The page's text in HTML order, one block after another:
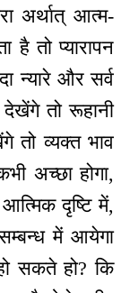
अर्थात् आत्म-
तो प्यारापन
न्यारे और सर्व
तो रूहानी
तो व्यक्त भाव
अच्छा होगा,
दृष्टि में,
में आयेगा
सकते हो? कि